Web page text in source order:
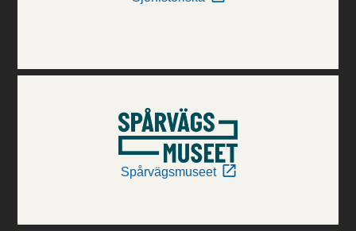
Spårvägsmuseet